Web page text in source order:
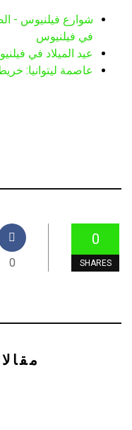
شوارع فيلنيوس -
في فيلنيوس
عيد الميلاد في
عاصمة ليتوانيا:
0
SHARES
0